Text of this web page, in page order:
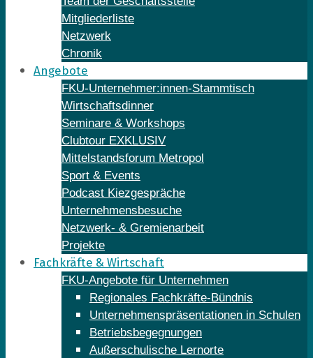
Mitgliederliste
Netzwerk
Chronik
Angebote
FKU-Unternehmer:innen-Stammtisch
Wirtschaftsdinner
Seminare & Workshops
Clubtour EXKLUSIV
Mittelstandsforum Metropol
Sport & Events
Podcast Kiezgespräche
Unternehmensbesuche
Netzwerk- & Gremienarbeit
Projekte
Fachkräfte & Wirtschaft
FKU-Angebote für Unternehmen
Regionales Fachkräfte-Bündnis
Unternehmenspräsentationen in Schulen
Betriebsbegegnungen
Außerschulische Lernorte